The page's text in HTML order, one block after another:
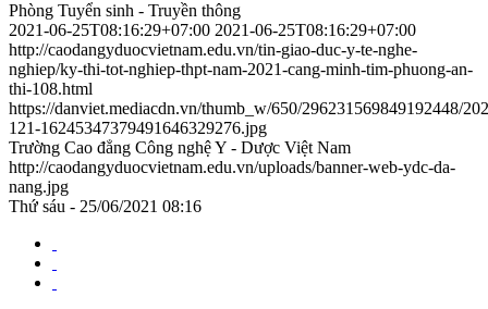
Phòng Tuyển sinh - Truyền thông
2021-06-25T08:16:29+07:00 2021-06-25T08:16:29+07:00
http://caodangyduocvietnam.edu.vn/tin-giao-duc-y-te-nghe-
nghiep/ky-thi-tot-nghiep-thpt-nam-2021-cang-minh-tim-phuong-an-
thi-108.html
https://danviet.mediacdn.vn/thumb_w/650/296231569849192448/
121-16245347379491646329276.jpg
Trường Cao đẳng Công nghệ Y - Dược Việt Nam
http://caodangyduocvietnam.edu.vn/uploads/banner-web-ydc-da-
nang.jpg
Thứ sáu - 25/06/2021 08:16